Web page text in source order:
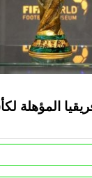
المؤهلة لكأس